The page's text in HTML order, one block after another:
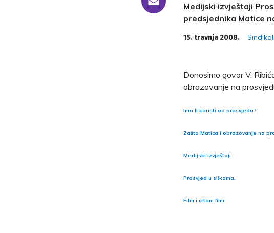
Medijski izvještaji
predsjednika Matice
15. travnja 2008.
Donosimo govor V.
obrazovanje na
Ima li koristi od prosvjeda?
Zašto Matica i obrazovanje na
Medijski izvještaji
Prosvjed u slikama.
Film i crtani film.